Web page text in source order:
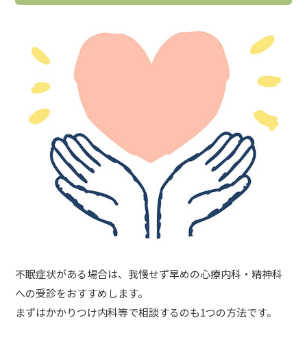
不眠症状がある場合は、我慢せず早めの心療内科・精神科
への受診をおすすめします。
まずはかかりつけ内科等で相談するのも1つの方法です。